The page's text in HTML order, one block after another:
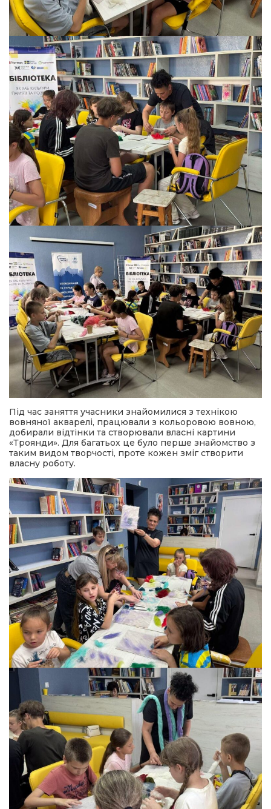
Під час заняття учасники знайомилися з технікою
вовняної акварелі, працювали з кольоровою вовною,
добирали відтінки та створювали власні картини
«Троянди». Для багатьох це було перше знайомство з
таким видом творчості, проте кожен зміг створити
власну роботу.